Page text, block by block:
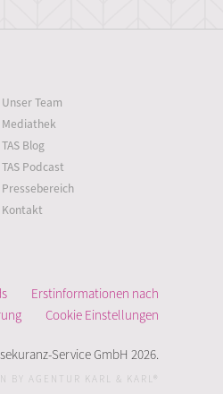
Unser Team
Mediathek
TAS Blog
TAS Podcast
Pressebereich
Kontakt
Erstinformationen nach
Cookie Einstellungen
Service GmbH 2026.
BY AGENTUR KARL & KARL®